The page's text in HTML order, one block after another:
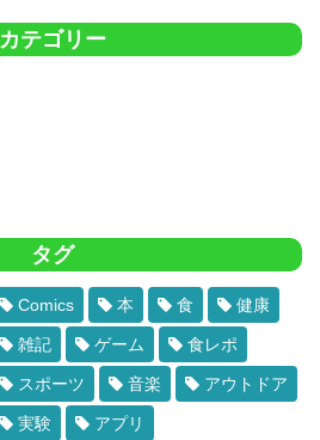
カテゴリー
タグ
Comics 本 食 健康
雑記 ゲーム 食レポ
スポーツ 音楽 アウトドア
実験 アプリ